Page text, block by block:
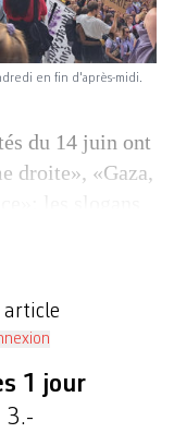
en fin d'après-midi.
du 14 juin ont
droite», «Gaza,
[…]
article
1 jour
3.-